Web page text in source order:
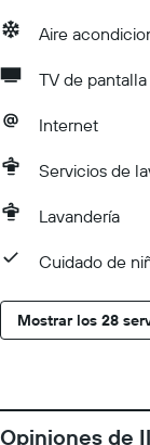
Aire
TV de
Internet
Servicios de
Lavandería
Cuidado de
Mostrar los 28
Opiniones de